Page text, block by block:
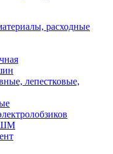
расходные
лепестковые,